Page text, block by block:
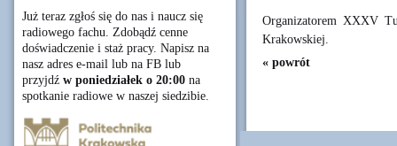
Już teraz zgłoś się do nas i naucz się
radiowego fachu. Zdobądź cenne
doświadczenie i staż pracy. Napisz na
nasz adres e-mail lub na FB lub
przyjdź w poniedziałek o 20:00 na
spotkanie radiowe w naszej siedzibie.
Organizatorem XXXV
Krakowskiej.
« powrót